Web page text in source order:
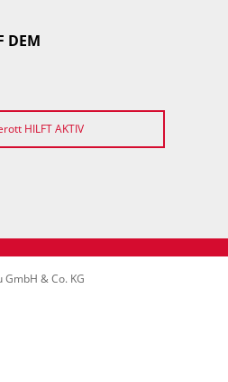
DEM
HILFT AKTIV
& Co. KG